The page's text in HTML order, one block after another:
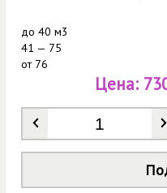
до 40 м3
41 — 75
от76
Количество
Цена: